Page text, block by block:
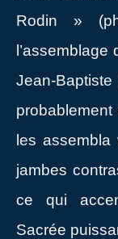
Rodin »
l’assemblage
Jean-
les
jambes
ce qui
Sacrée